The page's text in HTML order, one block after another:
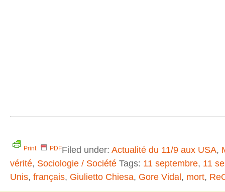
Print PDFFiled under: Actualité du 11/9 aux USA,
vérité, Sociologie / Société Tags: 11 septembre, 11
Unis, français, Giulietto Chiesa, Gore Vidal, mort,